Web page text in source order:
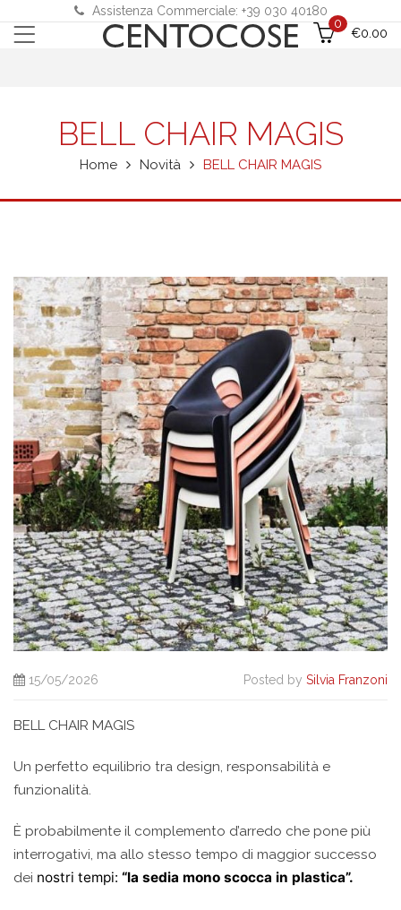
Assistenza Commerciale: +39 030 40180
0
€0.00
BELL CHAIR MAGIS
Home Novità BELL CHAIR MAGIS
15/05/2026 Posted by Silvia Franzoni
BELL CHAIR MAGIS
Un perfetto equilibrio tra design, responsabilità e
funzionalità.
È probabilmente il complemento d’arredo che pone più
interrogativi, ma allo stesso tempo di maggior successo
dei nostri tempi: “la sedia mono scocca in plastica”.